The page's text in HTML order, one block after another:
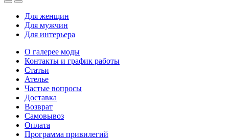
Для женщин
Для мужчин
Для интерьера
О галерее моды
Контакты и график работы
Статьи
Ателье
Частые вопросы
Доставка
Возврат
Самовывоз
Оплата
Программа привилегий